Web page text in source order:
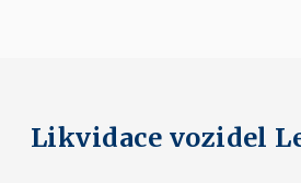
Likvidace vozidel